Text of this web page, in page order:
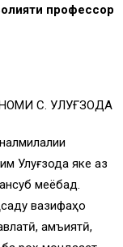
профессор
С. УЛУҒЗОДА
Улуғзода яке аз
меёбад.
вазифаҳо
ҷамъиятӣ,